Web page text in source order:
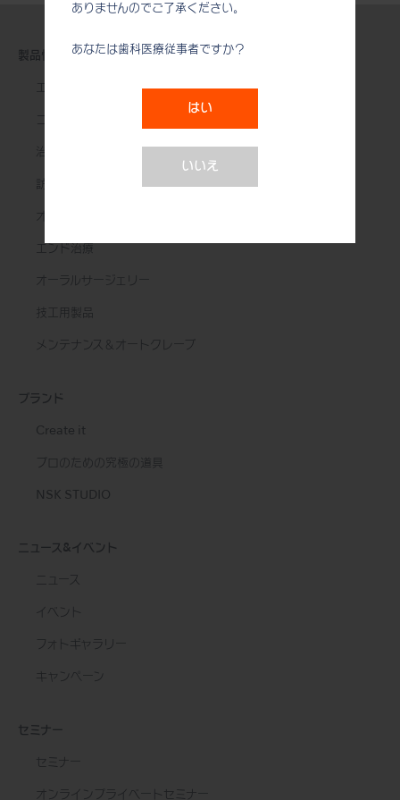
ありませんのでご了承ください。
あなたは歯科医療従事者ですか？
はい
いいえ
製品情報
コントラアングル
治療用モーター
訪問診療用機器
オーラルハイジーン
エンド治療
オーラルサージェリー
技工用製品
メンテナンス＆オートクレーブ
ブランド
Create it
プロのための究極の道具
NSK STUDIO
ニュース&イベント
ニュース
イベント
フォトギャラリー
キャンペーン
セミナー
セミナー
オンラインプライベートセミナー